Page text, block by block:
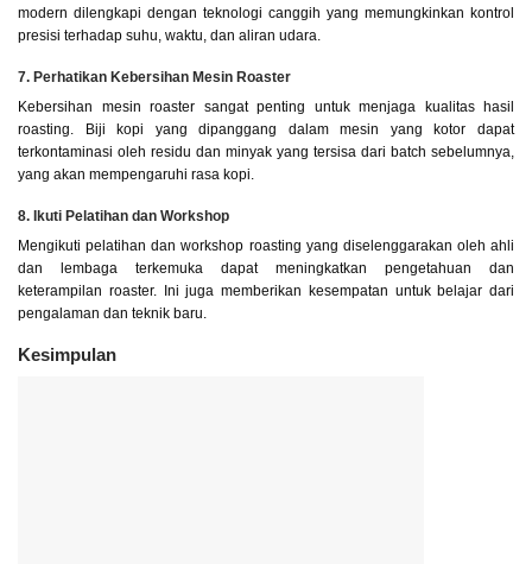
modern dilengkapi dengan teknologi canggih yang memungkinkan kontrol
presisi terhadap suhu, waktu, dan aliran udara.
7. Perhatikan Kebersihan Mesin Roaster
Kebersihan mesin roaster sangat penting untuk menjaga kualitas hasil
roasting. Biji kopi yang dipanggang dalam mesin yang kotor dapat
terkontaminasi oleh residu dan minyak yang tersisa dari batch sebelumnya,
yang akan mempengaruhi rasa kopi.
8. Ikuti Pelatihan dan Workshop
Mengikuti pelatihan dan workshop roasting yang diselenggarakan oleh ahli
dan lembaga terkemuka dapat meningkatkan pengetahuan dan
keterampilan roaster. Ini juga memberikan kesempatan untuk belajar dari
pengalaman dan teknik baru.
Kesimpulan